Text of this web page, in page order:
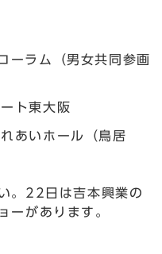
ーラム（男女共同参画
ト東大阪
あいホール（鳥居
。22日は吉本興業の
ーがあります。